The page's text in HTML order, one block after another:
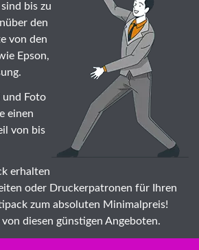
bis zu
den
von den
Epson,
und Foto
einen
von bis
erhalten
oder Druckerpatronen für Ihren
zum absoluten Minimalpreis!
diesen günstigen Angeboten.